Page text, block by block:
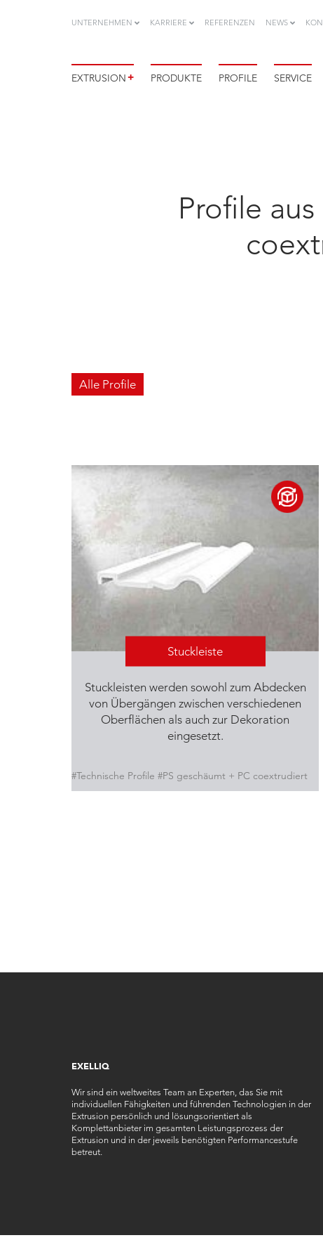
UNTERNEHMEN KARRIERE REFERENZEN NEWS
EXTRUSION+ PRODUKTE PROFILE SERVICE
Profile
Alle Profile
Stuckleiste
Stuckleisten werden sowohl zum Abdecken
von Übergängen zwischen verschiedenen
Oberflächen als auch zur Dekoration
eingesetzt.
#Technische Profile #PS geschäumt + PC coextrudiert
EXELLIQ
Wir sind ein weltweites Team an Experten, das Sie mit
individuellen Fähigkeiten und führenden Technologien in der
Extrusion persönlich und lösungsorientiert als
Komplettanbieter im gesamten Leistungsprozess der
Extrusion und in der jeweils benötigten Performancestufe
betreut.